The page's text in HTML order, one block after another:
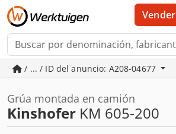
Vender
/ ... / ID del anuncio: A208-04677
Grúa montada en camión
Kinshofer KM 605-200